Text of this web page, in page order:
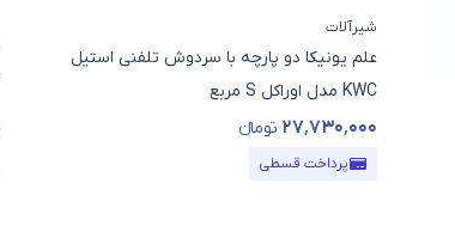
شیرآلات
علم یونیکا دو پارچه با سردوش تلفنی استیل
KWC مدل اوراکل S مربع
۲۷٬۷۳۰٬۰۰۰ تومانءقیمت محصول
پرداخت قسطی